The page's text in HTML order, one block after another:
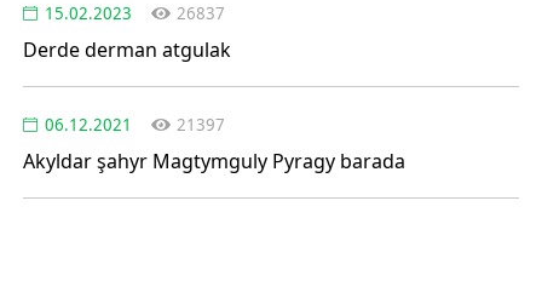
15.02.2023 26837
Derde derman atgulak
06.12.2021 21397
Akyldar şahyr Magtymguly Pyragy barada